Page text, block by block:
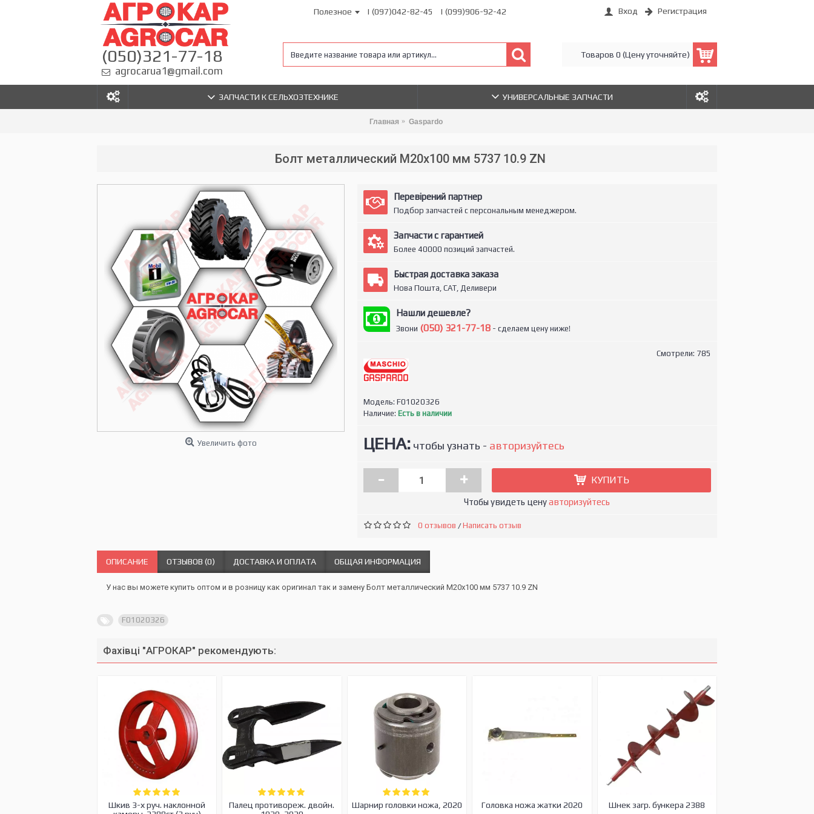
(050)321-77-18
agrocarua1@gmail.com
Полезное | (097)042-82-45 | (099)906-92-42 Вход Регистрация
Товаров 0 (Цену уточняйте)
ЗАПЧАСТИ К СЕЛЬХОЗТЕХНИКЕ УНИВЕРСАЛЬНЫЕ ЗАПЧАСТИ
Главная Gaspardo
Болт металлический М20х100 мм 5737 10.9 ZN
Увеличить фото
Перевірений партнер
Подбор запчастей с персональным менеджером.
Запчасти с гарантией
Более 40000 позиций запчастей.
Быстрая доставка заказа
Нова Пошта, САТ, Деливери
Нашли дешевле?
Звони (050) 321-77-18- сделаем цену ниже!
Смотрели: 785
Модель: F01020326
Наличие: Есть в наличии
ЦЕНА:чтобы узнать - авторизуйтесь
- + КУПИТЬ
Чтобы увидеть ценуавторизуйтесь
0 отзывов /Написать отзыв
ОПИСАНИЕ ОТЗЫВОВ (0) ДОСТАВКА И ОПЛАТА ОБЩАЯ ИНФОРМАЦИЯ
У нас вы можете купить оптом и в розницу как оригинал так и замену Болт металлический М20х100 мм 5737 10.9 ZN
F01020326
Фахівці "АГРОКАР" рекомендують:
Шкив 3-х руч. наклонной
Палец противореж. двойн.
Шарнир головки ножа, 2020 Головка ножа жатки 2020 Шнек загр. бункера 2388